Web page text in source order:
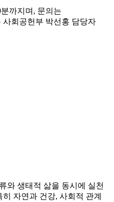
까지며, 문의는
사회공헌부 박선홍 담당자
와 생태적 삶을 동시에 실천
자연과 건강, 사회적 관계